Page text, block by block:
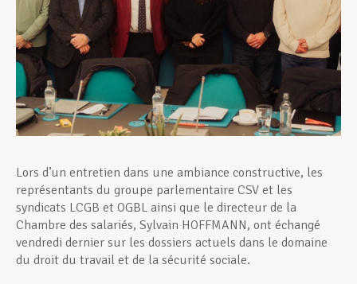
Devenir Membre
Actualités
Lors d’un entretien dans une ambiance constructive, les
représentants du groupe parlementaire CSV et les
syndicats LCGB et OGBL ainsi que le directeur de la
Chambre des salariés, Sylvain HOFFMANN, ont échangé
vendredi dernier sur les dossiers actuels dans le domaine
du droit du travail et de la sécurité sociale.